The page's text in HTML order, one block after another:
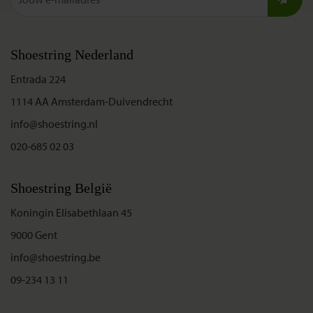
Shoestring Nederland
Entrada 224
1114 AA Amsterdam-Duivendrecht
info@shoestring.nl
020-685 02 03
Shoestring België
Koningin Elisabethlaan 45
9000 Gent
info@shoestring.be
09-234 13 11